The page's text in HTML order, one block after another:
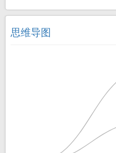
思维导图